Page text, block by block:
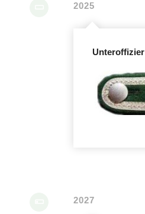
2025
Unteroffizier
2027